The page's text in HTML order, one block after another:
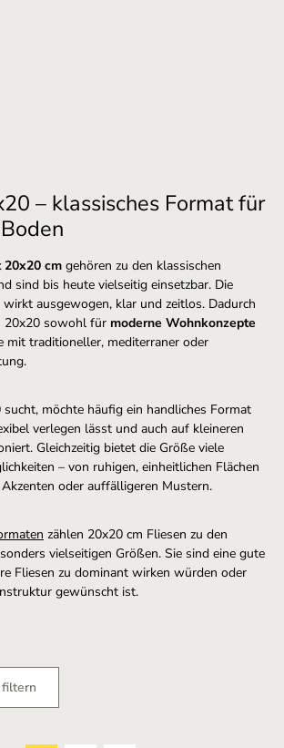
– klassisches Format für
20x20 cm gehören zu den klassischen
sind bis heute vielseitig einsetzbar. Die
ausgewogen, klar und zeitlos. Dadurch
20x20 sowohl für moderne Wohnkonzepte
mit traditioneller, mediterraner oder
möchte häufig ein handliches Format
verlegen lässt und auch auf kleineren
Gleichzeitig bietet die Größe viele
– von ruhigen, einheitlichen Flächen
oder auffälligeren Mustern.
zählen 20x20 cm Fliesen zu den
vielseitigen Größen. Sie sind eine gute
Fliesen zu dominant wirken würden oder
gewünscht ist.